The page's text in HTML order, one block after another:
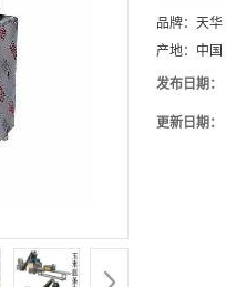
品牌： 天华
产地： 中国
发布日期：
更新日期：